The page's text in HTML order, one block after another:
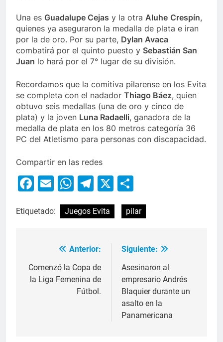
Una es Guadalupe Cejas y la otra Aluhe Crespín,
quienes ya aseguraron la medalla de plata e iran
por la de oro. Por su parte, Dylan Avaca
combatirá por el quinto puesto y Sebastián San
Juan lo hará por el 7° lugar de su división.
Recordamos que la comitiva pilarense en los Evita
se completa con el nadador Thiago Báez, quien
obtuvo seis medallas (una de oro y cinco de
plata) y la joven Luna Radaelli, ganadora de la
medalla de plata en los 80 metros categoría 36
PC del Atletismo para personas con discapacidad.
Compartir en las redes
Facebook
EmailWhatsApp
Telegram
X
Etiquetado: Juegos Evita pilar
Anterior:
Comenzó la Copa de
la Liga Femenina de
Fútbol.
Siguiente:
Asesinaron al
empresario Andrés
Blaquier durante un
asalto en la
Panamericana